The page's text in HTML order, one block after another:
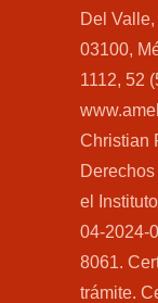
Del
03100,
1112, 52
Christian
el
04-2024-
8061.
trámite.